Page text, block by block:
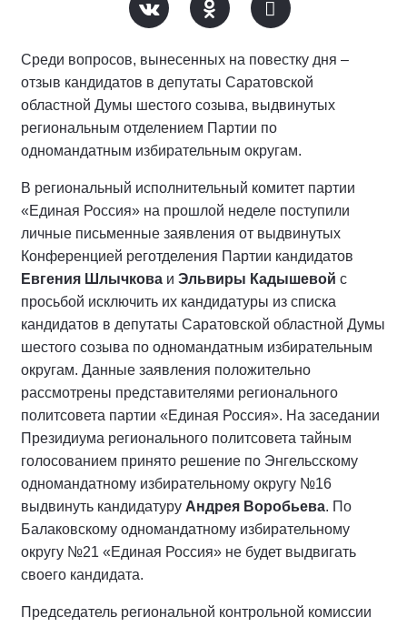
Среди вопросов, вынесенных на повестку дня –
отзыв кандидатов в депутаты Саратовской
областной Думы шестого созыва, выдвинутых
региональным отделением Партии по
одномандатным избирательным округам.
В региональный исполнительный комитет партии
«Единая Россия» на прошлой неделе поступили
личные письменные заявления от выдвинутых
Конференцией реготделения Партии кандидатов
Евгения Шлычкова и Эльвиры Кадышевой с
просьбой исключить их кандидатуры из списка
кандидатов в депутаты Саратовской областной Думы
шестого созыва по одномандатным избирательным
округам. Данные заявления положительно
рассмотрены представителями регионального
политсовета партии «Единая Россия». На заседании
Президиума регионального политсовета тайным
голосованием принято решение по Энгельсскому
одномандатному избирательному округу №16
выдвинуть кандидатуру Андрея Воробьева. По
Балаковскому одномандатному избирательному
округу №21 «Единая Россия» не будет выдвигать
своего кандидата.
Председатель региональной контрольной комиссии